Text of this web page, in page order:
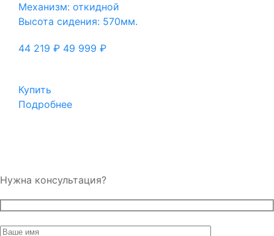
Механизм: откидной
Высота сидения: 570мм.
44 219 ₽ 49 999 ₽
Купить
Подробнее
Нужна консультация?